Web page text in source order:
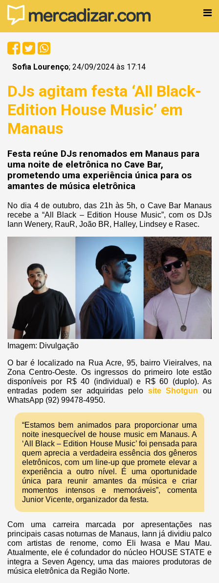
Sofia Lourenço; 24/09/2024 às 17:14
DJs agitam festa ‘All Black-
Edition House Music’ em
Manaus
Festa reúne DJs renomados em Manaus para
uma noite de eletrônica no Cave Bar,
prometendo uma experiência única para os
amantes de música eletrônica
No dia 4 de outubro, das 21h às 5h, o Cave Bar Manaus
recebe a “All Black – Edition House Music”, com os DJs
Iann Wenery, RauR, João BR, Halley, Lindsey e Rasec.
Imagem: Divulgação
O bar é localizado na Rua Acre, 95, bairro Vieiralves, na
Zona Centro-Oeste. Os ingressos do primeiro lote estão
disponíveis por R$ 40 (individual) e R$ 60 (duplo). As
entradas podem ser adquiridas pelo site Shotgun ou
WhatsApp (92) 99478-4950.
“Estamos bem animados para proporcionar uma
noite inesquecível de house music em Manaus. A
‘All Black – Edition House Music’ foi pensada para
quem aprecia a verdadeira essência dos gêneros
eletrônicos, com um line-up que promete elevar a
experiência a outro nível. É uma oportunidade
única para reunir amantes da música e criar
momentos intensos e memoráveis”, comenta
Junior Vicente, organizador da festa.
Com uma carreira marcada por apresentações nas
principais casas noturnas de Manaus, Iann já dividiu palco
com artistas de renome, como Eli Iwasa e Mau Mau.
Atualmente, ele é cofundador do núcleo HOUSE STATE e
integra a Seven Agency, uma das maiores produtoras de
música eletrônica da Região Norte.